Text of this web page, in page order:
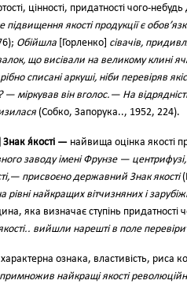
цінності, придатності чого-
підвищення якості продукції є
Обійшла [Горленко] сівачів,
що висівали на великому клині
списані аркуші, ніби перевіряв
— міркував він вголос.— На
(Собко, Запорука.., 1952, 224).
я́кості — найвища оцінка якості
заводу імені Фрунзе — центрифузі,
присвоєно державний Знак якості
рівні найкращих вітчизняних і
яка визначає ступінь придатності
вийшли нарешті в поле
ознака, властивість, риса
найкращі якості